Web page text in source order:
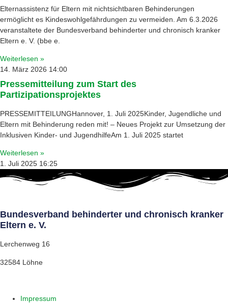
Elternassistenz für Eltern mit nichtsichtbaren Behinderungen
ermöglicht es Kindeswohlgefährdungen zu vermeiden. Am 6.3.2026
veranstaltete der Bundesverband behinderter und chronisch kranker
Eltern e. V. (bbe e.
Weiterlesen »
14. März 2026 14:00
Pressemitteilung zum Start des
Partizipationsprojektes
PRESSEMITTEILUNGHannover, 1. Juli 2025Kinder, Jugendliche und
Eltern mit Behinderung reden mit! – Neues Projekt zur Umsetzung der
Inklusiven Kinder- und JugendhilfeAm 1. Juli 2025 startet
Weiterlesen »
1. Juli 2025 16:25
Bundesverband behinderter und chronisch kranker
Eltern e. V.
Lerchenweg 16
32584 Löhne
Impressum